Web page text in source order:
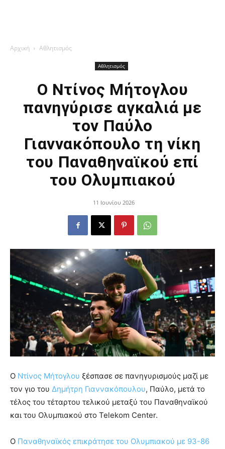
Αρχική Αθλητισμός
Αθλητισμός
Ο Ντίνος Μήτογλου
πανηγύρισε αγκαλιά με
τον Παύλο
Γιαννακόπουλο τη νίκη
του Παναθηναϊκού επί
του Ολυμπιακού
11 Ιουνίου 2026
Ο Ντίνος Μήτογλου ξέσπασε σε πανηγυρισμούς μαζί με
τον γιο του Δημήτρη Γιαννακόπουλου, Παύλο, μετά το
τέλος του τέταρτου τελικού μεταξύ του Παναθηναϊκού
και του Ολυμπιακού στο Telekom Center.
Ο Παναθηναϊκός επικράτησε του Ολυμπιακού με 93-86